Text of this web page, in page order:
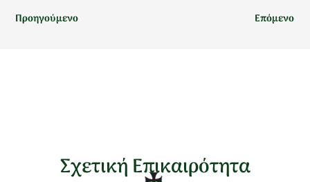
Προηγούμενο Επόμενο
Σχετική Επικαιρότητα